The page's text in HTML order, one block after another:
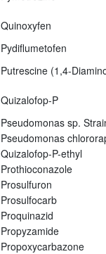
Quinoxyfen
Pydiflumetofen
Putrescine (1,4-
Quizalofop-P
Pseudomonas sp.
Pseudomonas
Quizalofop-P-ethyl
Prothioconazole
Prosulfuron
Prosulfocarb
Proquinazid
Propyzamide
Propoxycarbazone